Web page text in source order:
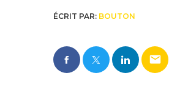
ÉCRIT PAR: BOUTON
email